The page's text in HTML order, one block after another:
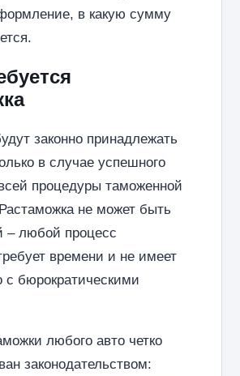
в какую сумму
законно принадлежать
в случае успешного
процедуры таможенной
не может быть
– любой процесс
времени и не имеет
с бюрократическими
любого авто четко
законодательством: